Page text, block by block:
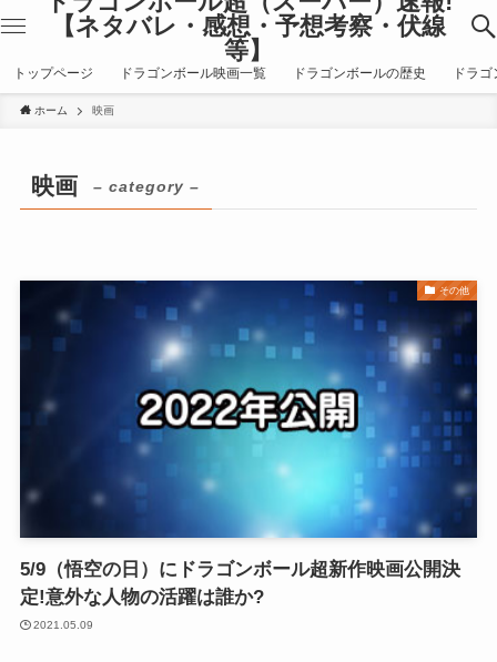
【ネタバレ・感想・予想考察・伏線
等】
トップページ ドラゴンボール映画一覧 ドラゴンボールの歴史 ドラ
ホーム 映画
映画 – category –
その他
5/9（悟空の日）にドラゴンボール超新作映画公開決
定!意外な人物の活躍は誰か?
2021.05.09